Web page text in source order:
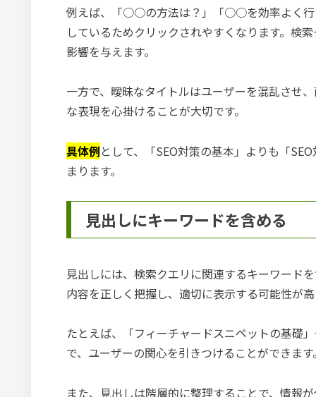
例えば、「○○の方法は？」「○○を効率よく行
しているためクリックされやすくなります。検
影響を与えます。
一方で、曖昧なタイトルはユーザーを混乱させ
な表現を心掛けることが大切です。
具体例として、「SEO対策の基本」よりも「
まります。
見出しにキーワードを含める
見出しには、検索クエリに関連するキーワード
内容を正しく把握し、適切に表示する可能性が
たとえば、「フィーチャードスニペットの基礎
で、ユーザーの関心を引きつけることができます
また、見出しは階層的に整理することで、情報